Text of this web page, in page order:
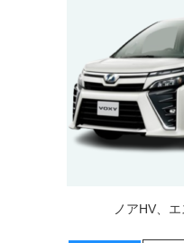
ノアHV、